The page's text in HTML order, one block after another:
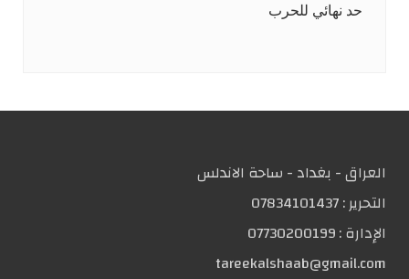
حد نهائي للحرب
العراق - بغداد - ساحة الاندلس
التحریر :07834101437
الإدارة :07730200199
tareekalshaab@gmail.com